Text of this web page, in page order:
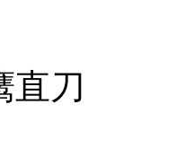
直刀